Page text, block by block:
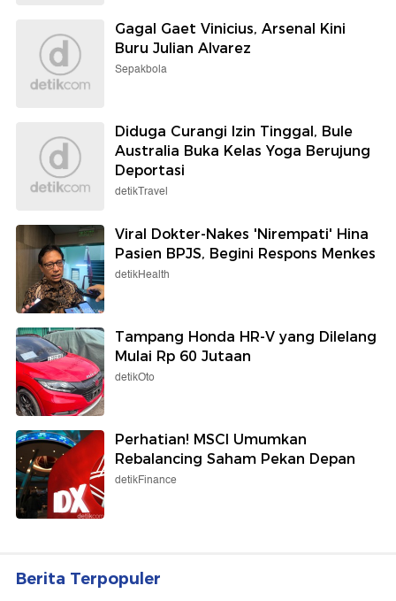
Gagal Gaet Vinicius, Arsenal Kini
Buru Julian Alvarez
Sepakbola
Diduga Curangi Izin Tinggal, Bule
Australia Buka Kelas Yoga Berujung
Deportasi
detikTravel
Viral Dokter-Nakes 'Nirempati' Hina
Pasien BPJS, Begini Respons Menkes
detikHealth
Tampang Honda HR-V yang Dilelang
Mulai Rp 60 Jutaan
detikOto
Perhatian! MSCI Umumkan
Rebalancing Saham Pekan Depan
detikFinance
Berita Terpopuler